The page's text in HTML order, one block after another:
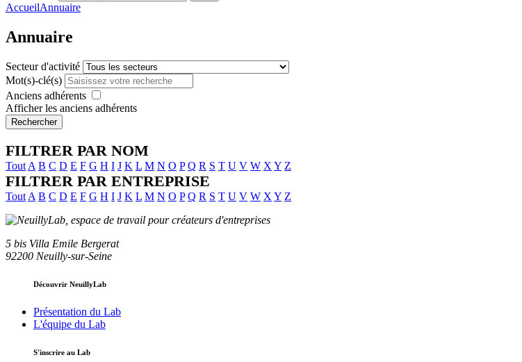
AccueilAnnuaire
Annuaire
Secteur d'activité
Mot(s)-clé(s)
Anciens adhérents
Afficher les anciens adhérents
Rechercher
FILTRER PAR NOM
Tout A B C D E F G H I J K L M N O P Q R S T U V W X Y Z
FILTRER PAR ENTREPRISE
Tout A B C D E F G H I J K L M N O P Q R S T U V W X Y Z
5 bis Villa Emile Bergerat
92200 Neuilly-sur-Seine
Découvrir NeuillyLab
Présentation du Lab
L'équipe du Lab
S'inscrire au Lab